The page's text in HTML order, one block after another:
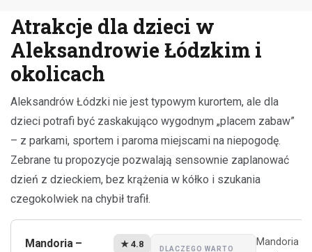
Atrakcje dla dzieci w
Aleksandrowie Łódzkim i
okolicach
Aleksandrów Łódzki nie jest typowym kurortem, ale dla
dzieci potrafi być zaskakująco wygodnym „placem zabaw”
– z parkami, sportem i paroma miejscami na niepogodę.
Zebrane tu propozycje pozwalają sensownie zaplanować
dzień z dzieckiem, bez krążenia w kółko i szukania
czegokolwiek na chybił trafił.
Mandoria –
★ 4.8
DLACZEGO WARTO
Mandoria to